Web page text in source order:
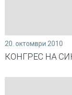
20. октомври 2010
КОНГРЕС НА